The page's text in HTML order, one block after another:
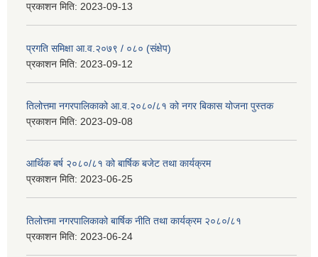
प्रकाशन मिति: 2023-09-13
प्रगति समिक्षा आ.व.२०७९ / ०८० (संक्षेप)
प्रकाशन मिति: 2023-09-12
तिलोत्तमा नगरपालिकाको आ.व.२०८०/८१ को नगर बिकास योजना पुस्तक
प्रकाशन मिति: 2023-09-08
आर्थिक बर्ष २०८०/८१ को बार्षिक बजेट तथा कार्यक्रम
प्रकाशन मिति: 2023-06-25
तिलोत्तमा नगरपालिकाको बार्षिक नीति तथा कार्यक्रम २०८०/८१
प्रकाशन मिति: 2023-06-24